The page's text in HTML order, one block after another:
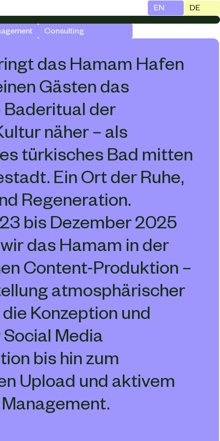
EN DE
Consulting
das Hamam Hafen
Gästen das
der
näher – als
türkisches Bad mitten
Ein Ort der Ruhe,
Regeneration.
bis Dezember 2025
das Hamam in der
Content-Produktion –
atmosphärischer
Konzeption und
Media
bis hin zum
Upload und aktivem